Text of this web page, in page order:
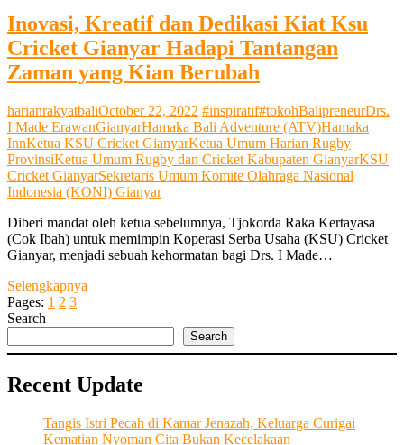
Inovasi, Kreatif dan Dedikasi Kiat Ksu
Cricket Gianyar Hadapi Tantangan
Zaman yang Kian Berubah
harianrakyatbaliOctober 22, 2022 #inspiratif#tokohBalipreneurDrs.
I Made ErawanGianyarHamaka Bali Adventure (ATV)Hamaka
InnKetua KSU Cricket GianyarKetua Umum Harian Rugby
ProvinsiKetua Umum Rugby dan Cricket Kabupaten GianyarKSU
Cricket GianyarSekretaris Umum Komite Olahraga Nasional
Indonesia (KONI) Gianyar
Diberi mandat oleh ketua sebelumnya, Tjokorda Raka Kertayasa
(Cok Ibah) untuk memimpin Koperasi Serba Usaha (KSU) Cricket
Gianyar, menjadi sebuah kehormatan bagi Drs. I Made…
Selengkapnya
Kiat
Cricket
Gianyar
Hadapi
Tantangan
Pages: 1 2 3
Search
Search
Recent Update
Tangis Istri Pecah di Kamar Jenazah, Keluarga Curigai
Kematian Nyoman Cita Bukan Kecelakaan